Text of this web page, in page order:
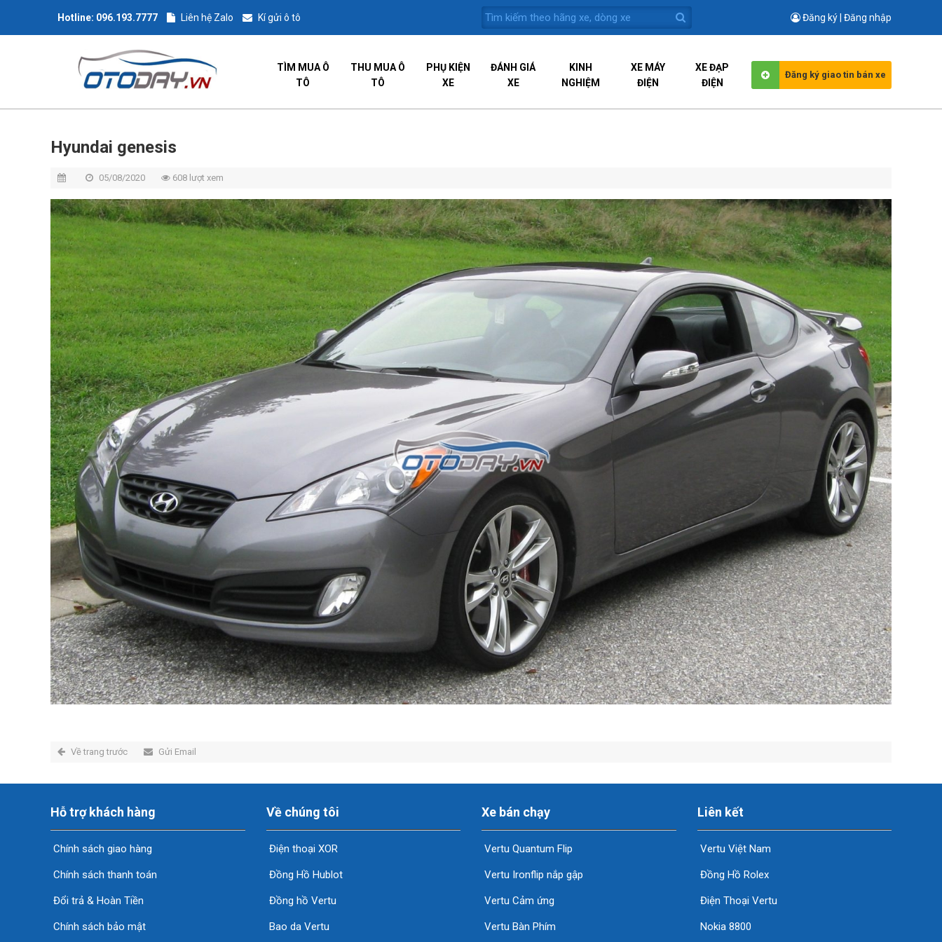
Hotline: 096.193.7777 Liên hệ Zalo Kí gửi ô tô Đăng ký | Đăng nhập
TÌM MUA Ô
TÔ
THU MUA Ô
TÔ
PHỤ KIỆN
XE
ĐÁNH GIÁ
XE
KINH
NGHIỆM
XE MÁY
ĐIỆN
XE ĐẠP
ĐIỆN
Đăng ký giao tin bán xe
Hyundai genesis
05/08/2020 608 lượt xem
Về trang trước Gửi Email
Hỗ trợ khách hàng
Chính sách giao hàng
Chính sách thanh toán
Đổi trả & Hoàn Tiền
Chính sách bảo mật
Về chúng tôi
Điện thoại XOR
Đồng Hồ Hublot
Đồng hồ Vertu
Bao da Vertu
Xe bán chạy
Vertu Quantum Flip
Vertu Ironflip nắp gập
Vertu Cảm ứng
Vertu Bàn Phím
Liên kết
Vertu Việt Nam
Đồng Hồ Rolex
Điện Thoại Vertu
Nokia 8800